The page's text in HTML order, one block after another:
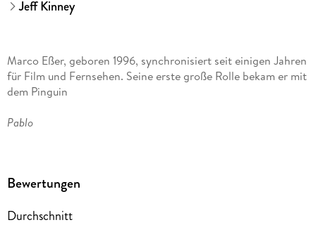
Jeff Kinney
Marco Eßer, geboren 1996, synchronisiert seit einigen Jahren
für Film und Fernsehen. Seine erste große Rolle bekam er mit
dem Pinguin
Pablo
Backyardigans
. Mitgewirkt hat er auch in
Bewertungen
Durchschnitt